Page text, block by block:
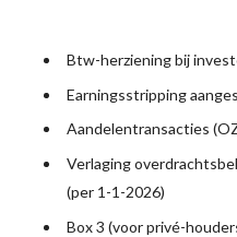
Btw-herziening bij
Earningsstripping
Aandelentransacties
Verlaging
(per 1-1-2026)
Box 3 (voor privé-